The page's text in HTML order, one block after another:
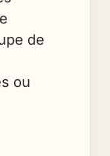
de
ou